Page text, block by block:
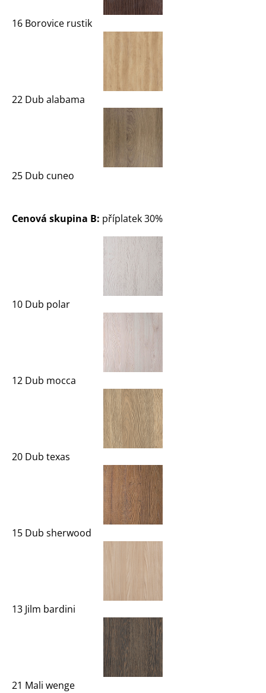
16 Borovice rustik
22 Dub alabama
25 Dub cuneo
Cenová skupina B: příplatek 30%
10 Dub polar
12 Dub mocca
20 Dub texas
15 Dub sherwood
13 Jilm bardini
21 Mali wenge